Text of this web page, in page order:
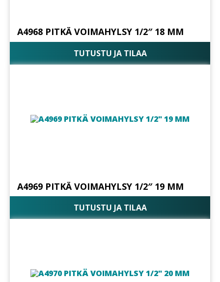
A4968 PITKÄ VOIMAHYLSY 1/2″ 18 MM
TUTUSTU JA TILAA
A4969 PITKÄ VOIMAHYLSY 1/2″ 19 MM
TUTUSTU JA TILAA